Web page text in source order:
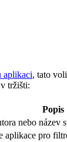
aplikaci, tato
tržišti:
Popis
nebo název
aplikace pro